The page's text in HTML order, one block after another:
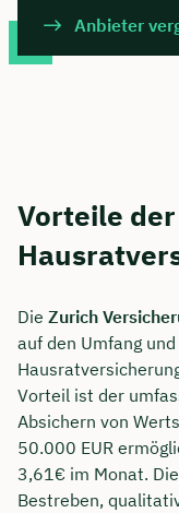
Anbieter
Vorteile
Die Zurich
auf den Umfang
Vorteil ist der
Absichern von
50.000 EUR
3,61€ im Monat.
Bestreben,